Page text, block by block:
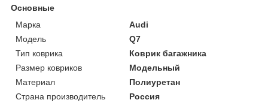
Основные
Марка
Audi
Модель
Q7
Тип коврика
Коврик багажника
Размер ковриков
Модельный
Материал
Полиуретан
Страна производитель
Россия